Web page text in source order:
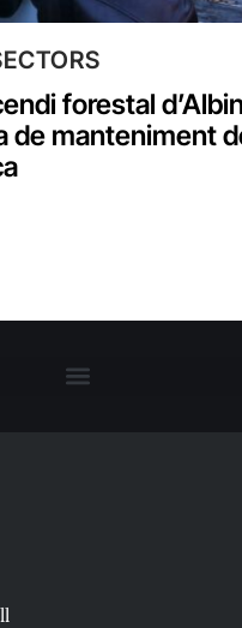
forestal
de manteniment